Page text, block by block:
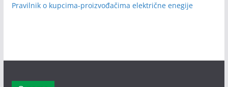
Pravilnik o kupcima-proizvođačima električne enegije